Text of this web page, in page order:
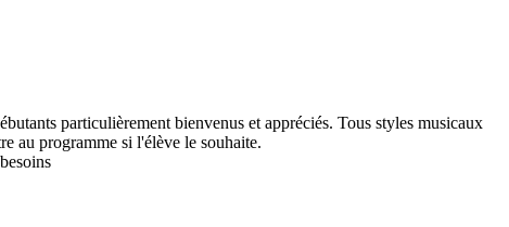
particulièrement bienvenus et appréciés. Tous styles musicaux
au programme si l'élève le souhaite.